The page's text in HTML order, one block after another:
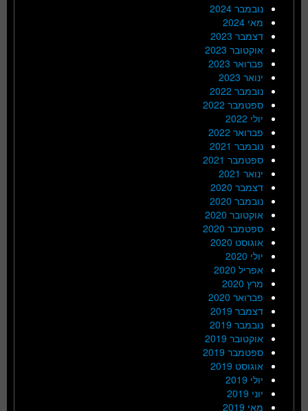
נובמבר 2024
מאי 2024
דצמבר 2023
אוקטובר 2023
פברואר 2023
ינואר 2023
נובמבר 2022
ספטמבר 2022
יולי 2022
פברואר 2022
נובמבר 2021
ספטמבר 2021
ינואר 2021
דצמבר 2020
נובמבר 2020
אוקטובר 2020
ספטמבר 2020
אוגוסט 2020
יולי 2020
אפריל 2020
מרץ 2020
פברואר 2020
דצמבר 2019
נובמבר 2019
אוקטובר 2019
ספטמבר 2019
אוגוסט 2019
יולי 2019
יוני 2019
מאי 2019